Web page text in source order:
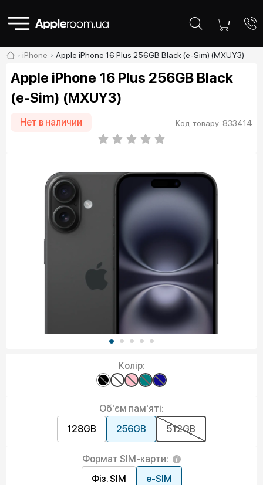
iPhone Apple iPhone 16 Plus 256GB Black (e-Sim) (MXUY3)
Apple iPhone 16 Plus 256GB Black
(e-Sim) (MXUY3)
Нет в наличии Код товару: 833414
Колір:
Об'єм пам'яті:
128GB
256GB 512GB
Формат SIM-карти:
Фіз. SIM
e-SIM